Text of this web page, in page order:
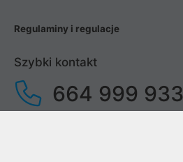
Regulaminy i regulacje
Szybki kontakt
664 999 933